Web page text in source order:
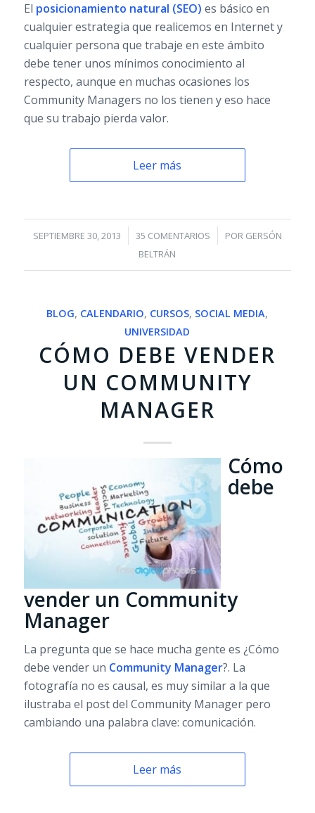
El posicionamiento natural (SEO) es básico en
cualquier estrategia que realicemos en Internet y
cualquier persona que trabaje en este ámbito
debe tener unos mínimos conocimiento al
respecto, aunque en muchas ocasiones los
Community Managers no los tienen y eso hace
que su trabajo pierda valor.
Leer más
SEPTIEMBRE 30, 2013
/ 35 COMENTARIOS
/ POR GERSÓN
BELTRÁN
BLOG, CALENDARIO, CURSOS, SOCIAL MEDIA,
UNIVERSIDAD
CÓMO DEBE VENDER
UN COMMUNITY
MANAGER
Cómo
debe
vender un Community
Manager
La pregunta que se hace mucha gente es ¿Cómo
debe vender un Community Manager?. La
fotografía no es causal, es muy similar a la que
ilustraba el post del Community Manager pero
cambiando una palabra clave: comunicación.
Leer más